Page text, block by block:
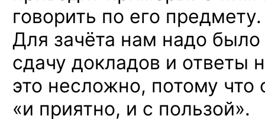
говорить по его предмету.
Для зачёта нам надо было
сдачу докладов и ответы
это несложно, потому что
«и приятно, и с пользой».